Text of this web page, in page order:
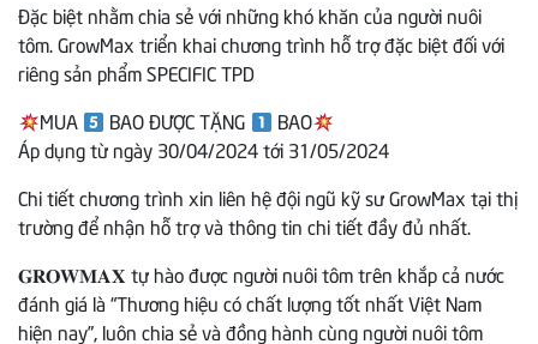
Đặc biệt nhằm chia sẻ với những khó khăn của người nuôi
tôm. GrowMax triển khai chương trình hỗ trợ đặc biệt đối với
riêng sản phẩm SPECIFIC TPD
MUA
BAO ĐƯỢC TẶNG
BAO
Áp dụng từ ngày 30/04/2024 tới 31/05/2024
Chi tiết chương trình xin liên hệ đội ngũ kỹ sư GrowMax tại thị
trường để nhận hỗ trợ và thông tin chi tiết đầy đủ nhất.
𝐆𝐑𝐎𝐖𝐌𝐀𝐗 tự hào được người nuôi tôm trên khắp cả nước
đánh giá là “Thương hiệu có chất lượng tốt nhất Việt Nam
hiện nay”, luôn chia sẻ và đồng hành cùng người nuôi tôm